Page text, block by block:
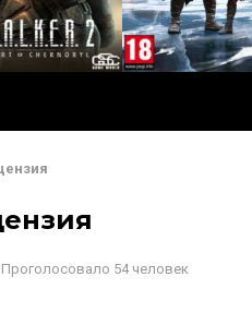
Проголосовало 54человек